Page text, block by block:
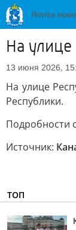
На
13 июня 2026,
На улице
Республики.
Подробности
Источник:
ТОП